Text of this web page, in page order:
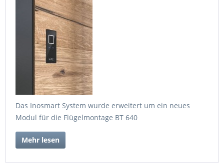
Das Inosmart System wurde erweitert um ein neues
Modul für die Flügelmontage BT 640
Mehr lesen